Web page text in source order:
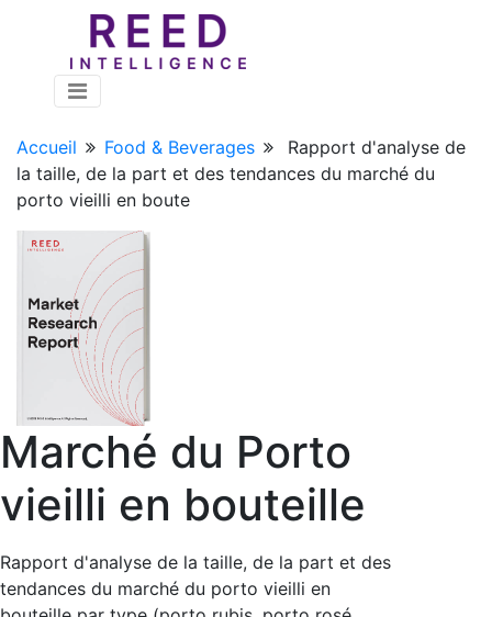
Accueil Food & Beverages
Rapport d'analyse de
la taille, de la part et des tendances du marché du
porto vieilli en boute
Marché du Porto
vieilli en bouteille
Rapport d'analyse de la taille, de la part et des
tendances du marché du porto vieilli en